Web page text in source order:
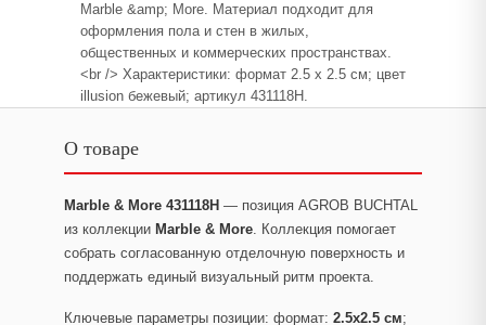
Marble &amp; More. Материал подходит для
оформления пола и стен в жилых,
общественных и коммерческих пространствах.
<br /> Характеристики: формат 2.5 x 2.5 см; цвет
illusion бежевый; артикул 431118H.
О товаре
Marble & More 431118H — позиция AGROB BUCHTAL
из коллекции Marble & More. Коллекция помогает
собрать согласованную отделочную поверхность и
поддержать единый визуальный ритм проекта.
Ключевые параметры позиции: формат: 2.5x2.5 см;